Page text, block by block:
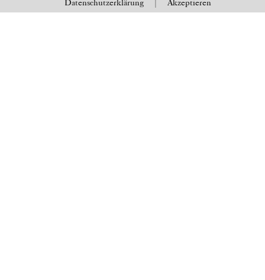
Datenschutzerklärung Akzeptieren